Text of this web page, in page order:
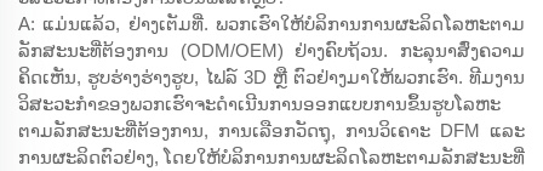
A: ແມ່ນແລ້ວ, ຢ່າງເຕັມທີ່. ພວກເຮົາໃຫ້ບໍລິການການຜະລິດໂລຫະຕາມ
ລັກສະນະທີ່ຕ້ອງການ (ODM/OEM) ຢ່າງຄົບຖ້ວນ. ກະລຸນາສົ່ງຄວາມ
ຄິດເຫັນ, ຮູບຮ່າງຮ່າງຮູບ, ໄຟລ໌ 3D ຫຼື ຕົວຢ່າງມາໃຫ້ພວກເຮົາ. ທີມງານ
ວິສະວະກຳຂອງພວກເຮົາຈະດຳເນີນການອອກແບບການຂຶ້ນຮູບໂລຫະ
ຕາມລັກສະນະທີ່ຕ້ອງການ, ການເລືອກວັດຖຸ, ການວິເຄາະ DFM ແລະ
ການຜະລິດຕົວຢ່າງ, ໂດຍໃຫ້ບໍລິການການຜະລິດໂລຫະຕາມລັກສະນະທີ່